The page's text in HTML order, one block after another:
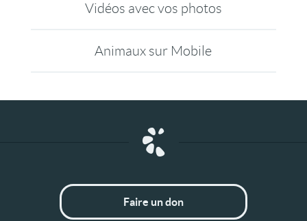
Vidéos avec vos photos
Animaux sur Mobile
Faire un don